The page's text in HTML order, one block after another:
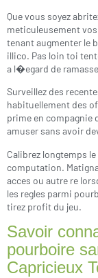
Que vous soyez
meticuleusement
tenant augmenter le
illico. Pas loin toi
a l�egard de
Surveillez des
habituellement des
prime en compagnie
amuser sans avoir
Calibrez longtemps
computation.
acces ou autre re
les regles parmi
tirez profit du jeu.
Savoir
pourboire
Capricieux